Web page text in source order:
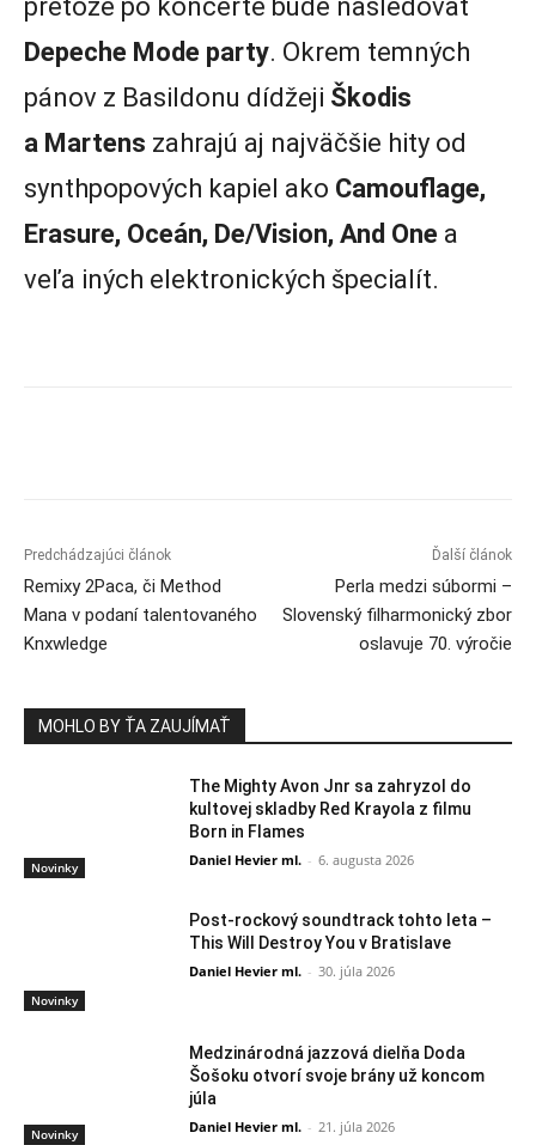
pretože po koncerte bude nasledovať
Depeche Mode party. Okrem temných
pánov z Basildonu dídžeji Škodis
a Martens zahrajú aj najväčšie hity od
synthpopových kapiel ako Camouflage,
Erasure, Oceán, De/Vision, And One a
veľa iných elektronických špecialít.
Predchádzajúci článok
Remixy 2Paca, či Method
Mana v podaní talentovaného
Knxwledge
Ďalší článok
Perla medzi súbormi –
Slovenský filharmonický zbor
oslavuje 70. výročie
MOHLO BY ŤA ZAUJÍMAŤ
Novinky
The Mighty Avon Jnr sa zahryzol do
kultovej skladby Red Krayola z filmu
Born in Flames
Daniel Hevier ml. - 6. augusta 2026
Novinky
Post-rockový soundtrack tohto leta –
This Will Destroy You v Bratislave
Daniel Hevier ml. - 30. júla 2026
Novinky
Medzinárodná jazzová dielňa Doda
Šošoku otvorí svoje brány už koncom
júla
Daniel Hevier ml. - 21. júla 2026